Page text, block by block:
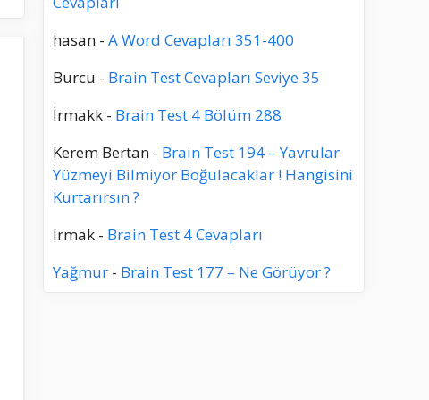
hasan - A Word Cevapları 351-400
Burcu - Brain Test Cevapları Seviye 35
İrmakk - Brain Test 4 Bölüm 288
Kerem Bertan - Brain Test 194 – Yavrular
Yüzmeyi Bilmiyor Boğulacaklar ! Hangisini
Kurtarırsın ?
Irmak - Brain Test 4 Cevapları
Yağmur - Brain Test 177 – Ne Görüyor ?